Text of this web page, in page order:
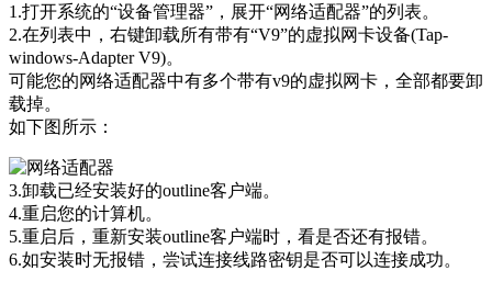
1.打开系统的“设备管理器”，展开“网络适配器”的列表。
2.在列表中，右键卸载所有带有“V9”的虚拟网卡设备(Tap-
windows-Adapter V9)。
可能您的网络适配器中有多个带有v9的虚拟网卡，全部都要卸
载掉。
如下图所示：
3.卸载已经安装好的outline客户端。
4.重启您的计算机。
5.重启后，重新安装outline客户端时，看是否还有报错。
6.如安装时无报错，尝试连接线路密钥是否可以连接成功。